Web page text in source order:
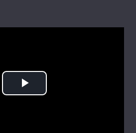
Думки
Вакансії
Play